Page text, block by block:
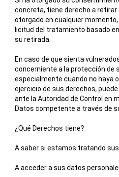
concreta, tiene derecho a
otorgado en cualquier
licitud del tratamiento basado
su retirada.
En caso de que sienta
concerniente a la protección de
especialmente cuando no haya
ejercicio de sus derechos,
ante la Autoridad de Control en
Datos competente a través de
¿Qué Derechos tiene?
A saber si estamos tratando sus
A acceder a sus datos